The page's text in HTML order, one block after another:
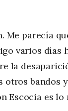
parecía
varios días
la
otros
Escocia es